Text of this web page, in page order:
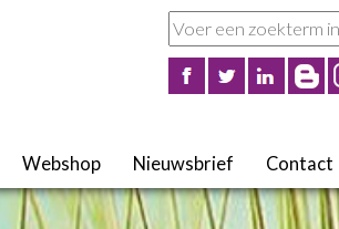
Webshop Nieuwsbrief Contact